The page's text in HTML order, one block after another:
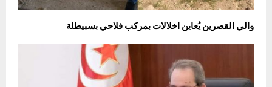
والي القصرين يُعاين اخلالات بمركب فلاحي بسبيطلة